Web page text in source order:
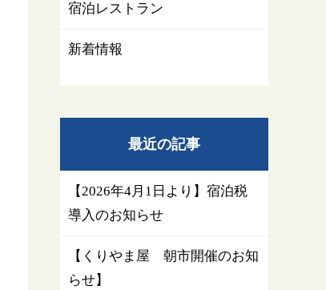
宿泊レストラン
新着情報
最近の記事
【2026年4月1日より】宿泊税
導入のお知らせ
【くりやま屋 朝市開催のお知
らせ】